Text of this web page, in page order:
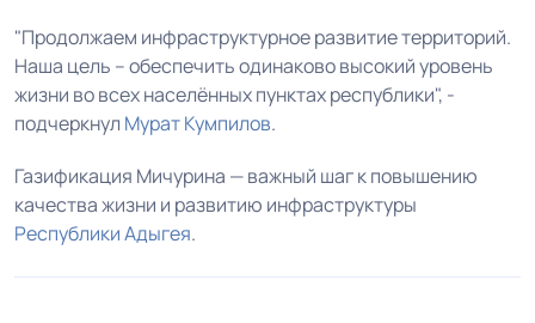
"Продолжаем инфраструктурное развитие территорий.
Наша цель – обеспечить одинаково высокий уровень
жизни во всех населённых пунктах республики", -
подчеркнул Мурат Кумпилов.
Газификация Мичурина — важный шаг к повышению
качества жизни и развитию инфраструктуры
Республики Адыгея.